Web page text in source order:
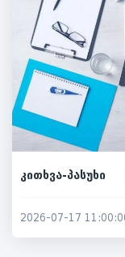
კითხვა-პასუხი
2026-07-17